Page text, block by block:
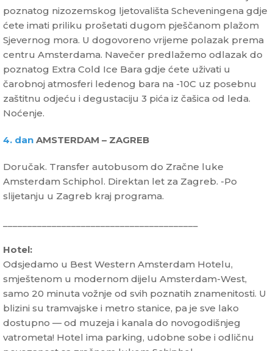
poznatog nizozemskog ljetovališta Scheveningena gdje
ćete imati priliku prošetati dugom pješčanom plažom
Sjevernog mora. U dogovoreno vrijeme polazak prema
centru Amsterdama. Navečer predlažemo odlazak do
poznatog Extra Cold Ice Bara gdje ćete uživati u
čarobnoj atmosferi ledenog bara na -10C uz posebnu
zaštitnu odjeću i degustaciju 3 pića iz čašica od leda.
Noćenje.
4. dan AMSTERDAM – ZAGREB
Doručak. Transfer autobusom do Zračne luke
Amsterdam Schiphol. Direktan let za Zagreb. -Po
slijetanju u Zagreb kraj programa.
Hotel:
Odsjedamo u Best Western Amsterdam Hotelu,
smještenom u modernom dijelu Amsterdam-West,
samo 20 minuta vožnje od svih poznatih znamenitosti. U
blizini su tramvajske i metro stanice, pa je sve lako
dostupno — od muzeja i kanala do novogodišnjeg
vatrometa! Hotel ima parking, udobne sobe i odličnu